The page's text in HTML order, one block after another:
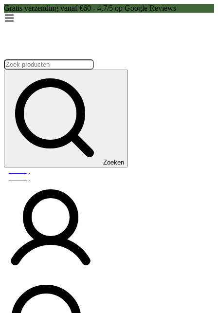
Gratis verzending vanaf €60 - 4,7/5 op Google Reviews
Zoeken:
Zoeken